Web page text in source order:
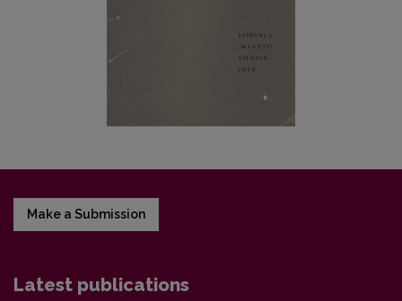
Make a Submission
Latest publications